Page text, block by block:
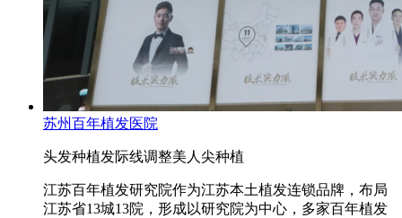
苏州百年植发医院
头发种植发际线调整美人尖种植
江苏百年植发研究院作为江苏本土植发连锁品牌，布局
江苏省13城13院，形成以研究院为中心，多家百年植发